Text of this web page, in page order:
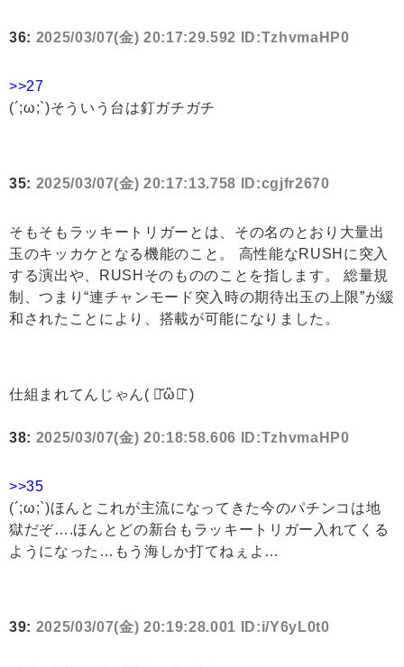
36: 2025/03/07(金) 20:17:29.592 ID:TzhvmaHP0
>>27
(´;ω;`)そういう台は釘ガチガチ
35: 2025/03/07(金) 20:17:13.758 ID:cgjfr2670
そもそもラッキートリガーとは、その名のとおり大量出
玉のキッカケとなる機能のこと。 高性能なRUSHに突入
する演出や、RUSHそのもののことを指します。 総量規
制、つまり“連チャンモード突入時の期待出玉の上限”が緩
和されたことにより、搭載が可能になりました。
仕組まれてんじゃん( ･᷄ὢ･᷅ )
38: 2025/03/07(金) 20:18:58.606 ID:TzhvmaHP0
>>35
(´;ω;`)ほんとこれが主流になってきた今のパチンコは地
獄だぞ….ほんとどの新台もラッキートリガー入れてくる
ようになった…もう海しか打てねぇよ…
39: 2025/03/07(金) 20:19:28.001 ID:i/Y6yL0t0